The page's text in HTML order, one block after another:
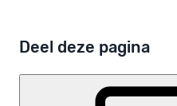
Deel deze pagina